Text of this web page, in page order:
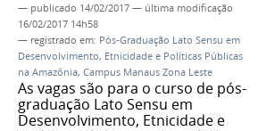
— publicado 14/02/2017 — última modificação
16/02/2017 14h58
— registrado em: Pós-Graduação Lato Sensu em
Desenvolvimento, Etnicidade e Políticas Públicas
na Amazônia, Campus Manaus Zona Leste
As vagas são para o curso de pós-
graduação Lato Sensu em
Desenvolvimento, Etnicidade e